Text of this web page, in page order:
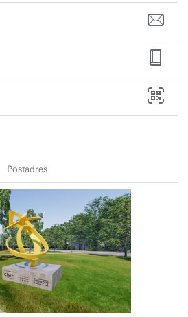
Postadres